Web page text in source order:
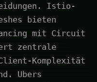
Istio-
bieten
mit Circuit
zentrale
Komplexität
Ubers